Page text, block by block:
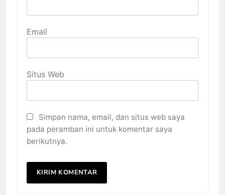
Email
Situs Web
Simpan nama, email, dan situs web saya
pada peramban ini untuk komentar saya
berikutnya.